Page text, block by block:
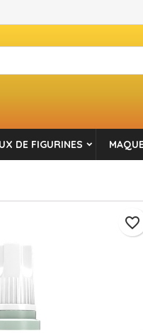
DE FIGURINES
favorite_border
pour ajouter des produits à